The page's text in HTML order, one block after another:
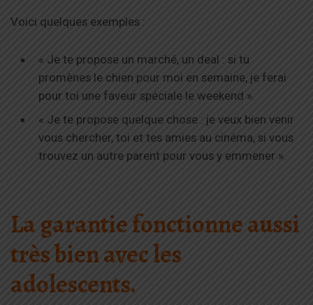
Voici quelques exemples :
« Je te propose un marché, un deal : si tu
promènes le chien pour moi en semaine, je ferai
pour toi une faveur spéciale le weekend ».
« Je te propose quelque chose : je veux bien venir
vous chercher, toi et tes amies au cinéma, si vous
trouvez un autre parent pour vous y emmener ».
La garantiefonctionne aussi
très bien avec les
adolescents.